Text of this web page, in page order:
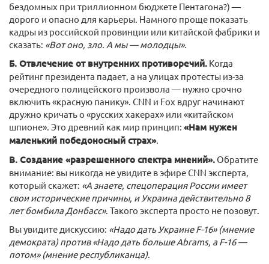
бездомных при триллионном бюджете Пентагона?) —
дорого и опасно для карьеры. Намного проще показать
кадры из российской провинции или китайской фабрики и
сказать: «Вот оно, зло. А мы — молодцы».
Б. Отвлечение от внутренних противоречий. Когда
рейтинг президента падает, а на улицах протесты из-за
очередного полицейского произвола — нужно срочно
включить «красную панику». CNN и Fox вдруг начинают
дружно кричать о «русских хакерах» или «китайском
шпионе». Это древний как мир принцип: «Нам нужен
маленький победоносный страх».
В. Создание «разрешенного спектра мнений». Обратите
внимание: вы никогда не увидите в эфире CNN эксперта,
который скажет: «А знаете, спецоперация России имеет
свои исторические причины, и Украина действительно 8
лет бомбила Донбасс». Такого эксперта просто не позовут.
Вы увидите дискуссию: «Надо дать Украине F-16» (мнение
демократа) против «Надо дать больше Abrams, а F-16 —
потом» (мнение республиканца).